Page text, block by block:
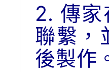
2. 傳
聯繫，
後製作